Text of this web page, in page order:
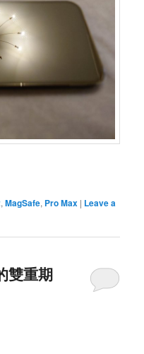
,MagSafe, Pro Max | Leave a
雙重期